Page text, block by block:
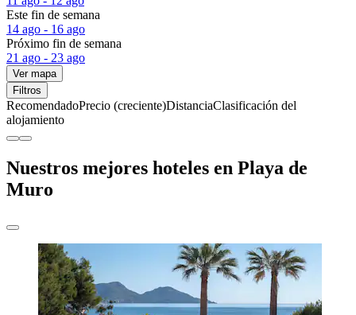
Este fin de semana
14 ago - 16 ago
Próximo fin de semana
21 ago - 23 ago
Ver mapa
Filtros
RecomendadoPrecio (creciente)DistanciaClasificación del
alojamiento
Nuestros mejores hoteles en Playa de
Muro